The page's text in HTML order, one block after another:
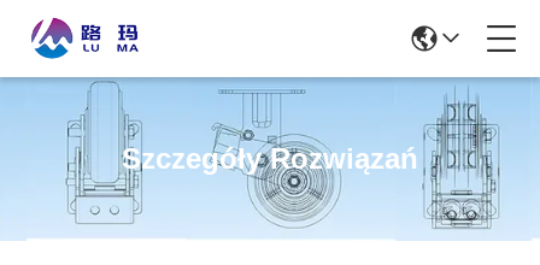
Szczegóły Rozwiązań